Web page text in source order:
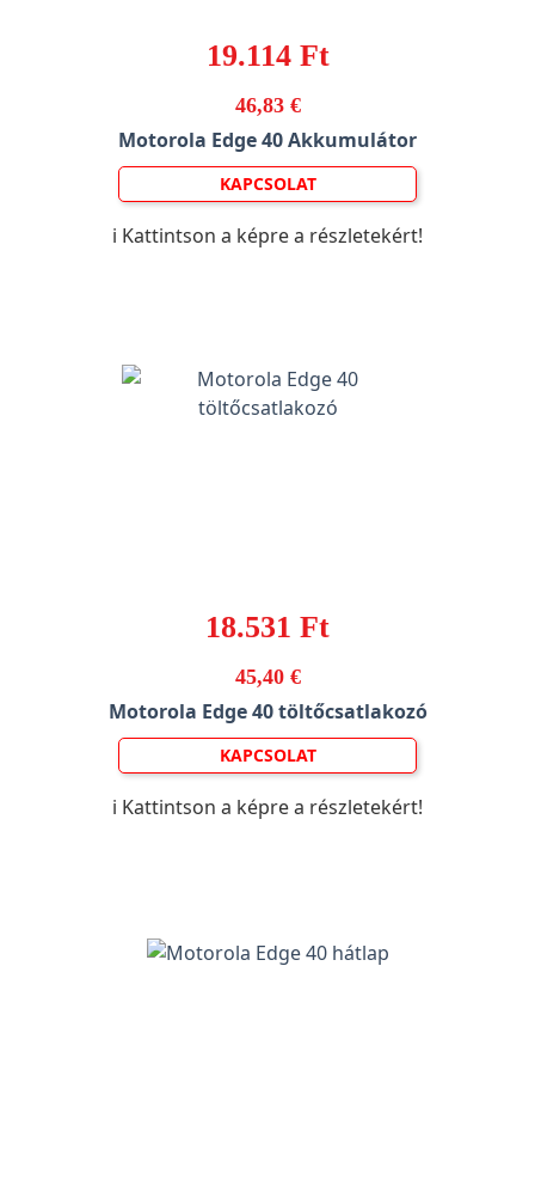
19.114 Ft
46,83 €
Motorola Edge 40 Akkumulátor
KAPCSOLAT
ℹ️ Kattintson a képre a részletekért!
18.531 Ft
45,40 €
Motorola Edge 40 töltőcsatlakozó
KAPCSOLAT
ℹ️ Kattintson a képre a részletekért!